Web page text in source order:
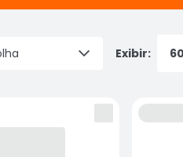
Exibir: